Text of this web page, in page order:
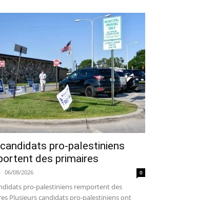
pro-palestiniens
des primaires
- 06/08/2026 0
pro-palestiniens remportent des
Plusieurs candidats pro-palestiniens ont